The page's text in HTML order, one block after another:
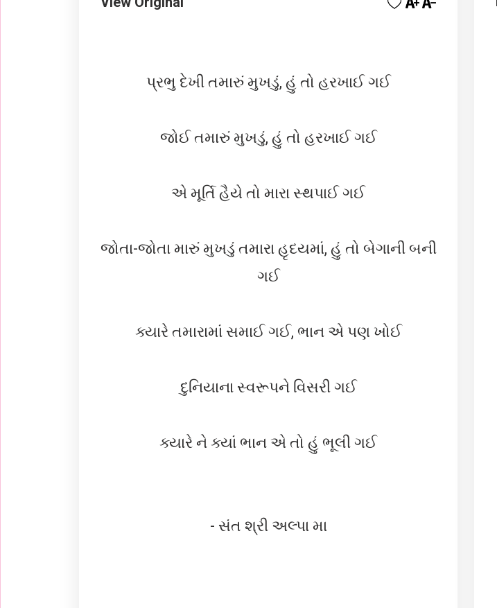
પ્રભુ દેખી તમારું મુખડું, હું તો હરખાઈ ગઈ
જોઈ તમારું મુખડું, હું તો હરખાઈ ગઈ
એ મૂર્તિ હૈયે તો મારા સ્થપાઈ ગઈ
જોતા-જોતા મારું મુખડું તમારા હૃદયમાં, હું તો બેગાની બની
ગઈ
ક્યારે તમારામાં સમાઈ ગઈ, ભાન એ પણ ખોઈ
દુનિયાના સ્વરૂપને વિસરી ગઈ
ક્યારે ને ક્યાં ભાન એ તો હું ભૂલી ગઈ
- સંત શ્રી અલ્પા મા